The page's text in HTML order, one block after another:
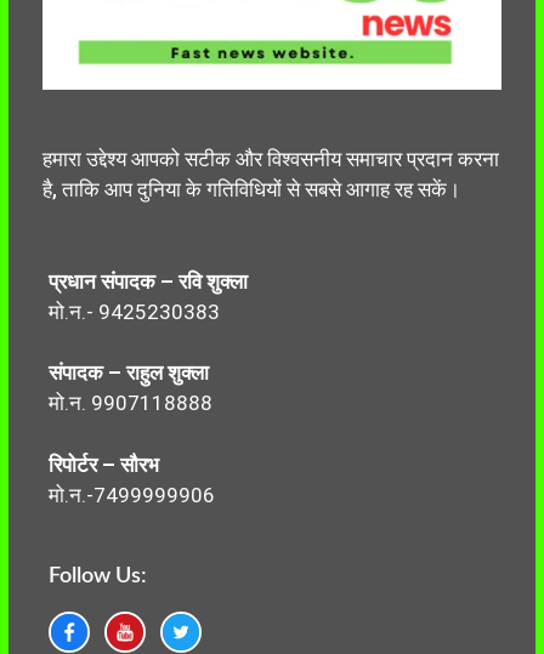
हमारा उद्देश्य आपको सटीक और विश्वसनीय समाचार प्रदान करना
है, ताकि आप दुनिया के गतिविधियों से सबसे आगाह रह सकें।
प्रधान संपादक – रवि शुक्ला
मो.न.- 9425230383
संपादक – राहुल शुक्ला
मो.न. 9907118888
रिपोर्टर – सौरभ
मो.न.-7499999906
Follow Us: